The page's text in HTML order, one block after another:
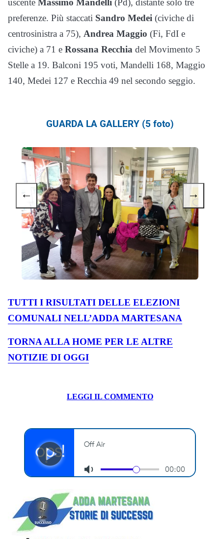
uscente Massimo Mandelli (Pd), distante solo tre
preferenze. Più staccati Sandro Medei (civiche di
centrosinistra a 75), Andrea Maggio (Fi, FdI e
civiche) a 71 e Rossana Recchia del Movimento 5
Stelle a 19. Balconi 195 voti, Mandelli 168, Maggio
140, Medei 127 e Recchia 49 nel secondo seggio.
GUARDA LA GALLERY (5 foto)
← →
TUTTI I RISULTATI DELLE ELEZIONI
COMUNALI NELL’ADDA MARTESANA
TORNA ALLA HOME PER LE ALTRE
NOTIZIE DI OGGI
LEGGI IL COMMENTO